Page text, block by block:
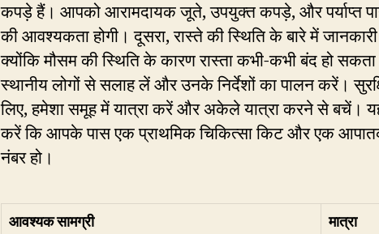
कपड़े हैं। आपको आरामदायक जूते, उपयुक्त कपड़े, और पर्याप्त
की आवश्यकता होगी। दूसरा, रास्ते की स्थिति के बारे में
क्योंकि मौसम की स्थिति के कारण रास्ता कभी-कभी बंद हो सकता
स्थानीय लोगों से सलाह लें और उनके निर्देशों का पालन करें।
लिए, हमेशा समूह में यात्रा करें और अकेले यात्रा करने से बचें।
करें कि आपके पास एक प्राथमिक चिकित्सा किट और एक
नंबर हो।
आवश्यक सामग्री मात्रा